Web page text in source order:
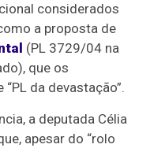
considerados
a proposta de
(PL 3729/04 na
que os
da devastação”.
a deputada Célia
apesar do “rolo